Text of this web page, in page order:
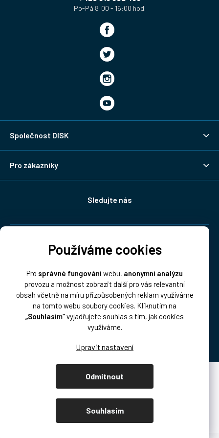
Používáme cookies
Pro správné fungováníwebu, anonymní analýzu
provozu a možnost zobrazit další pro vás relevantní
obsah včetně na míru přizpůsobených reklam využíváme
na tomto webu soubory cookies. Kliknutím na
„Souhlasím“vyjadřujete souhlas s tím, jak cookies
využíváme.
Odmítnout
Souhlasím
Společnost DISK
Pro zákazníky
Sledujte nás
Platba:
Vytvořil Shoptet Premium
Copyright 2026 . Všechna práva vyhrazena.
Upravit nastavení cookies